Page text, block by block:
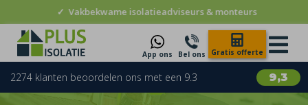
✓ Vakbekwame isolatieadviseurs & monteurs
App ons Bel ons Gratis offerte
9,3
2274 klanten beoordelen ons met een 9.3